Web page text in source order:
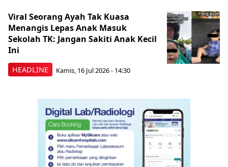
HEADLINE
Viral Seorang Ayah Tak Kuasa
Menangis Lepas Anak Masuk
Sekolah TK: Jangan Sakiti Anak Kecil
Ini
Kamis, 16 Jul 2026 - 14:30